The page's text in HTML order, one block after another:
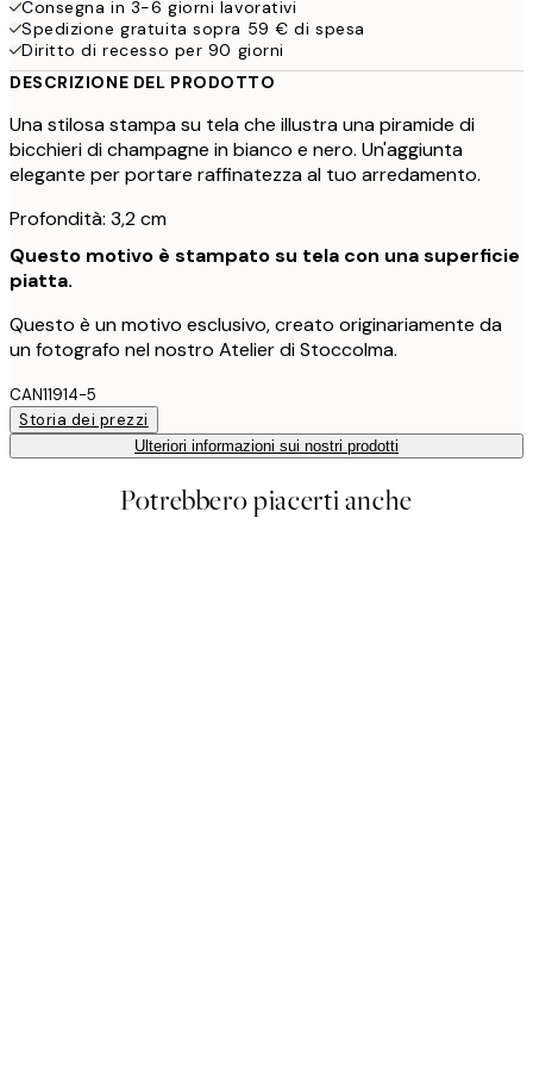
Consegna in 3-6 giorni lavorativi
Spedizione gratuita sopra 59 € di spesa
Diritto di recesso per 90 giorni
DESCRIZIONE DEL PRODOTTO
Una stilosa stampa su tela che illustra una piramide di
bicchieri di champagne in bianco e nero. Un'aggiunta
elegante per portare raffinatezza al tuo arredamento.
Profondità: 3,2 cm
Questo motivo è stampato su tela con una superficie
piatta.
Questo è un motivo esclusivo, creato originariamente da
un fotografo nel nostro Atelier di Stoccolma.
CAN11914-5
Storia dei prezzi
Ulteriori informazioni sui nostri prodotti
Potrebbero piacerti anche